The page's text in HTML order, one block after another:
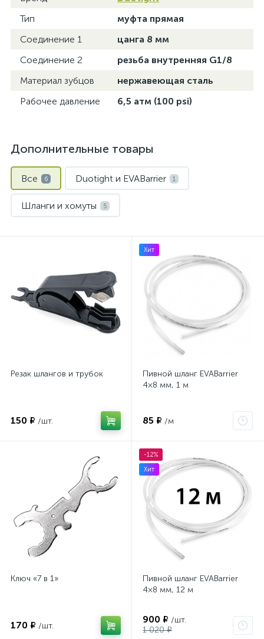
Тип
муфта прямая
Соединение 1
цанга 8 мм
Соединение 2
резьба внутренняя G1/8
Материал зубцов
нержавеющая сталь
Рабочее давление
6,5 атм (100 psi)
Дополнительные товары
Все 6 Duotight и EVABarrier 1
Шланги и хомуты 5
Резак шлангов и трубок
150 ₽ /шт.
Хит
Пивной шланг EVABarrier
4×8 мм, 1 м
85 ₽ /м
Ключ «7 в 1»
170 ₽ /шт.
-12%
Хит
Пивной шланг EVABarrier
4×8 мм, 12 м
900 ₽ /шт.
1 020 ₽